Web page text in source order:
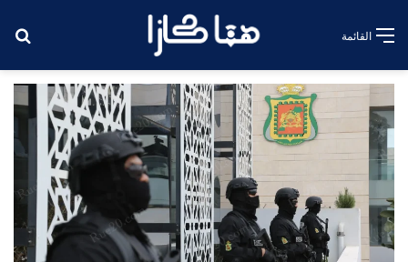
القائمة